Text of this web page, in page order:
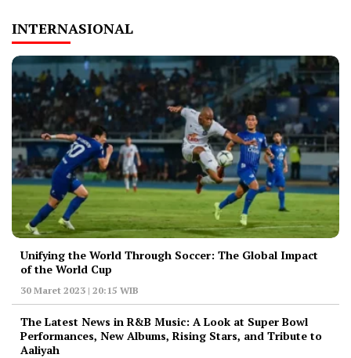
INTERNASIONAL
Unifying the World Through Soccer: The Global Impact
of the World Cup
30 Maret 2023 | 20:15 WIB
The Latest News in R&B Music: A Look at Super Bowl
Performances, New Albums, Rising Stars, and Tribute to
Aaliyah